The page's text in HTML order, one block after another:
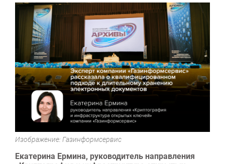
Изображение: Газинформсервис
Екатерина Ермина, руководитель направления